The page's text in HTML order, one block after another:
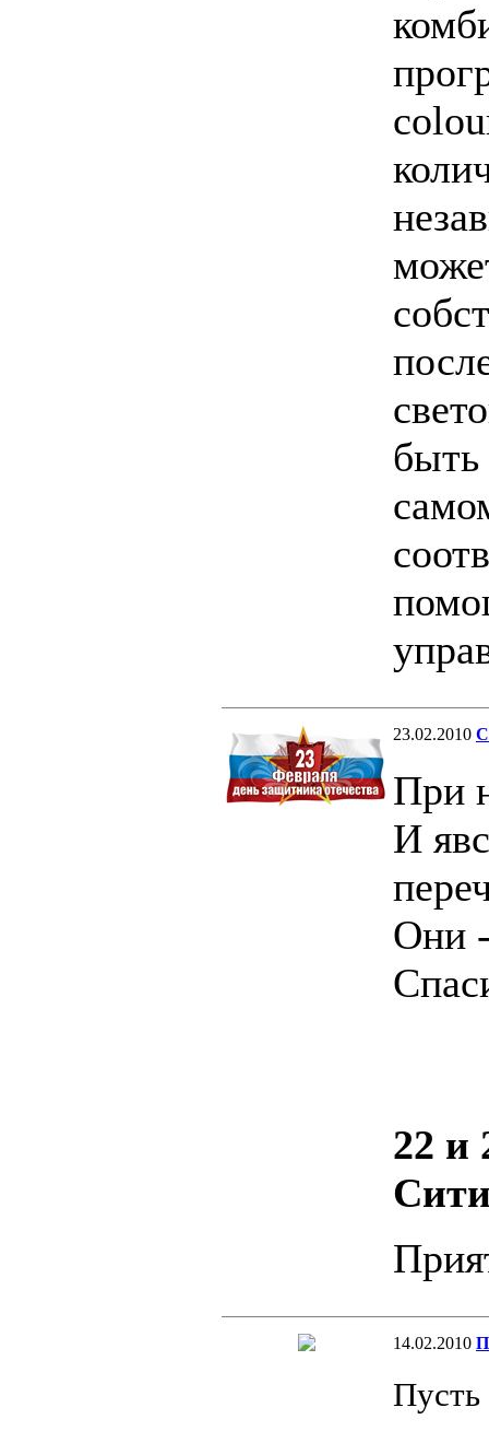
быть
23.02.2010
При
И
Они
22 и
14.02.2010
Пусть